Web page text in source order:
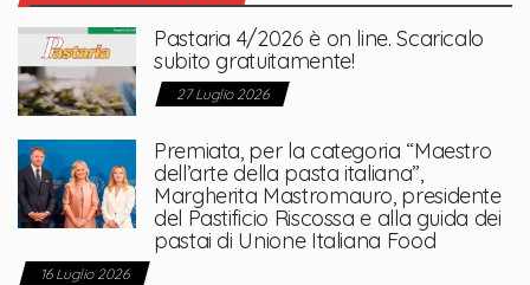
Pastaria 4/2026 è on line. Scaricalo
subito gratuitamente!
27 Luglio 2026
Premiata, per la categoria “Maestro
dell’arte della pasta italiana”,
Margherita Mastromauro, presidente
del Pastificio Riscossa e alla guida dei
pastai di Unione Italiana Food
16 Luglio 2026